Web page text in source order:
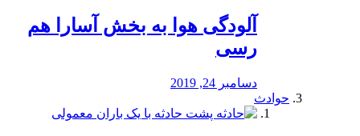
آلودگی هوا به بخش آسارا هم
رسی
دسامبر 24, 2019
حوادث